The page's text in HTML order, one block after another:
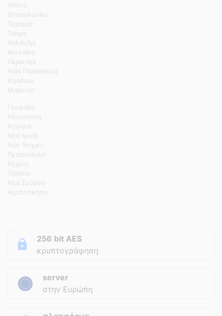
Αθήνα
Θεσσαλονίκη
Πειραιάς
Πάτρα
Χαλάνδρι
Καλλιθέα
Περιστέρι
Αγία Παρασκευή
Αιγάλεω
Μαρούσι
Γλυφάδα
Ηλιούπολη
Κηφισιά
Νέα Ιωνία
Νέο Ψυχικό
Πετρούπολη
Άλιμος
Γαλάτσι
Νέα Σμύρνη
Αμπελόκηποι
256 bit AES
κρυπτογράφηση
server
στην Ευρώπη